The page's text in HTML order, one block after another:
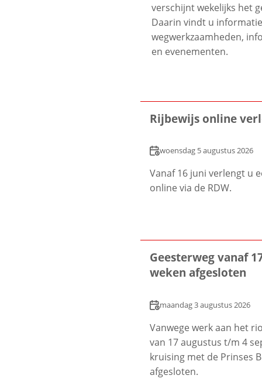
verschijnt wekelijks het
Daarin vindt u
wegwerkzaamheden,
en evenementen.
Rijbewijs online
Datum
woensdag 5 augustus 2026
Vanaf 16 juni verlengt u
online via de RDW.
Geesterweg vanaf
weken afgesloten
Datum
maandag 3 augustus 2026
Vanwege werk aan het
van 17 augustus t/m 4
kruising met de Prinses
afgesloten.